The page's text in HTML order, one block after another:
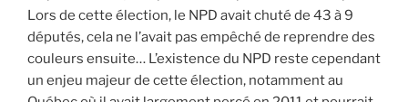
Lors de cette élection, le NPD avait chuté de 43 à 9
députés, cela ne l’avait pas empêché de reprendre des
couleurs ensuite… L’existence du NPD reste cependant
un enjeu majeur de cette élection, notamment au